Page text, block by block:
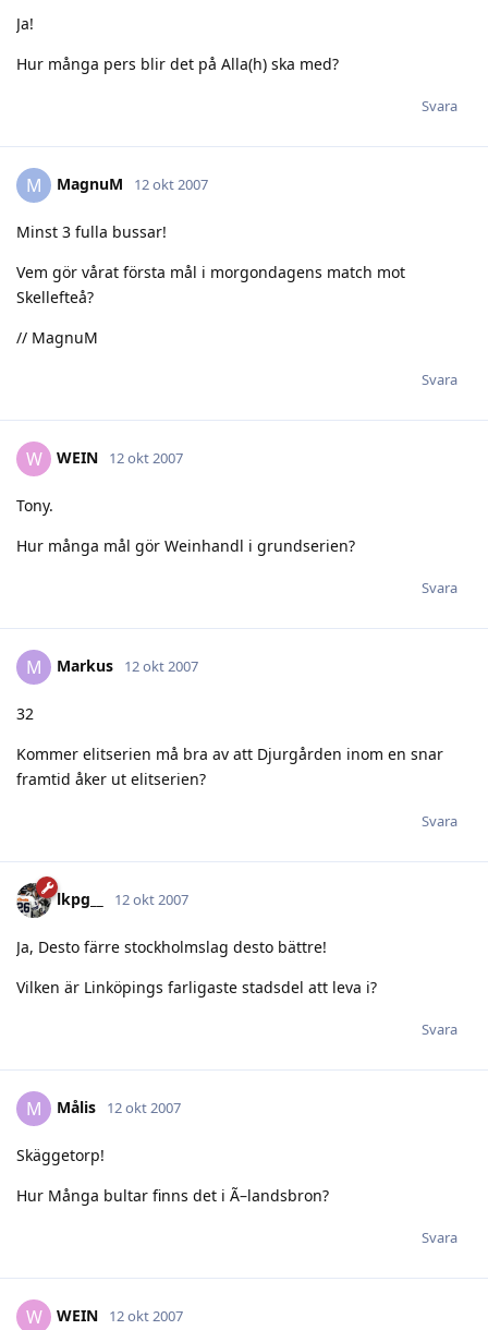
Ja!
Hur många pers blir det på Alla(h) ska med?
Svara
M MagnuM 12 okt 2007
Minst 3 fulla bussar!
Vem gör vårat första mål i morgondagens match mot
Skellefteå?
// MagnuM
Svara
W WEIN 12 okt 2007
Tony.
Hur många mål gör Weinhandl i grundserien?
Svara
M Markus 12 okt 2007
32
Kommer elitserien må bra av att Djurgården inom en snar
framtid åker ut elitserien?
Svara
lkpg__ 12 okt 2007
Ja, Desto färre stockholmslag desto bättre!
Vilken är Linköpings farligaste stadsdel att leva i?
Svara
M Målis 12 okt 2007
Skäggetorp!
Hur Många bultar finns det i Ã–landsbron?
Svara
W WEIN 12 okt 2007